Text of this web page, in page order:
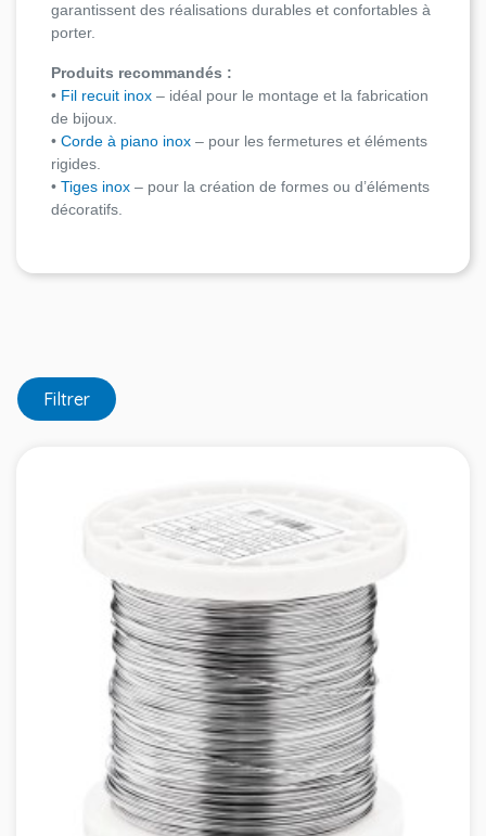
garantissent des réalisations durables et confortables à
porter.
Produits recommandés :
• Fil recuit inox – idéal pour le montage et la fabrication
de bijoux.
• Corde à piano inox – pour les fermetures et éléments
rigides.
• Tiges inox – pour la création de formes ou d’éléments
décoratifs.
Filtrer